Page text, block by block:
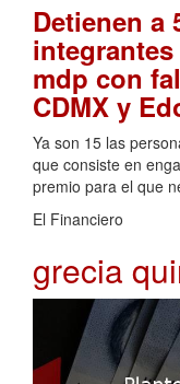
Detienen a
mdp con
CDMX y
Ya son 15 las
que consiste en
premio para el que
El Financiero
grecia